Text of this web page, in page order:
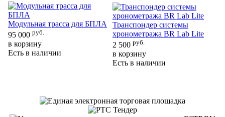
Модульная трасса для БПЛА
95 000 руб.
в корзину
Есть в наличии
Транспондер системы
хронометража BR Lab Lite
2 500 руб.
в корзину
Есть в наличии